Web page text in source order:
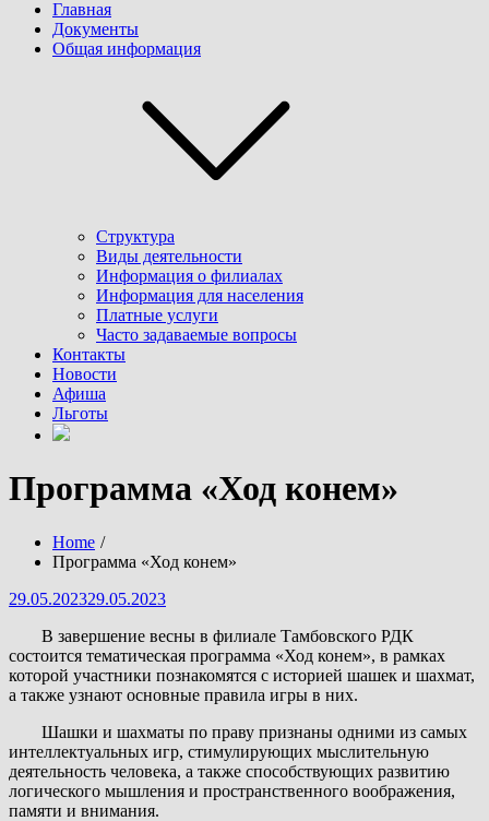
Главная
Документы
Общая информация
Структура
Виды деятельности
Информация о филиалах
Информация для населения
Платные услуги
Часто задаваемые вопросы
Контакты
Новости
Афиша
Льготы
Программа «Ход конем»
Home
Программа «Ход конем»
Posted
29.05.202329.05.2023
В завершение весны в филиале Тамбовского РДК
состоится тематическая программа «Ход конем», в рамках
которой участники познакомятся с историей шашек и шахмат,
а также узнают основные правила игры в них.
Шашки и шахматы по праву признаны одними из самых
интеллектуальных игр, стимулирующих мыслительную
деятельность человека, а также способствующих развитию
логического мышления и пространственного воображения,
памяти и внимания.